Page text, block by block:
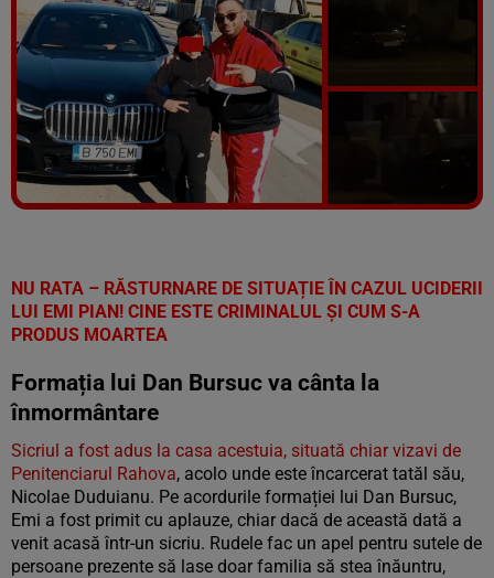
Vezi galeria foto
NU RATA – RĂSTURNARE DE SITUAȚIE ÎN CAZUL UCIDERII
LUI EMI PIAN! CINE ESTE CRIMINALUL ȘI CUM S-A
PRODUS MOARTEA
Formația lui Dan Bursuc va cânta la
înmormântare
Sicriul a fost adus la casa acestuia, situată chiar vizavi de
Penitenciarul Rahova, acolo unde este încarcerat tatăl său,
Nicolae Duduianu. Pe acordurile formației lui Dan Bursuc,
Emi a fost primit cu aplauze, chiar dacă de această dată a
venit acasă într-un sicriu. Rudele fac un apel pentru sutele de
persoane prezente să lase doar familia să stea înăuntru,